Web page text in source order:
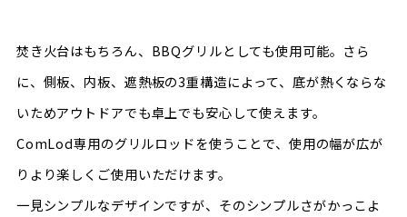
焚き火台はもちろん、BBQグリルとしても使用可能。さら
に、側板、内板、遮熱板の3重構造によって、底が熱くならな
いためアウトドアでも卓上でも安心して使えます。
ComLod専用のグリルロッドを使うことで、使用の幅が広が
りより楽しくご使用いただけます。
一見シンプルなデザインですが、そのシンプルさがかっこよ